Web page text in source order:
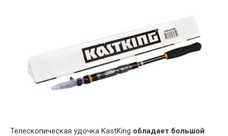
Телескопическая удочка KastKing обладает большой